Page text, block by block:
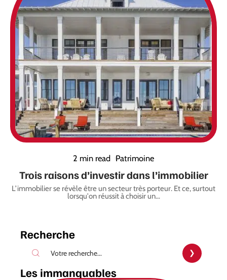
2 min read Patrimoine
Trois raisons d’investir dans l’immobilier
L’immobilier se révèle être un secteur très porteur. Et ce, surtout
lorsqu'on réussit à choisir un…
Recherche
Les immanquables